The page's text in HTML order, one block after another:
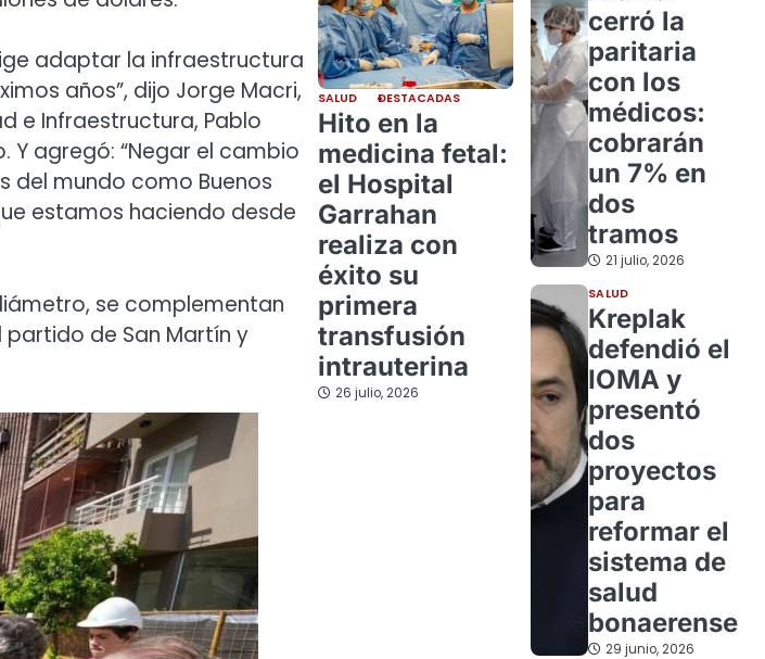
adaptar la infraestructura
años”, dijo Jorge Macri,
e Infraestructura, Pablo
agregó: “Negar el cambio
del mundo como Buenos
estamos haciendo desde
se complementan
de San Martín y
SALUD DESTACADAS
Hito en la
medicina fetal:
el Hospital
Garrahan
realiza con
éxito su
primera
transfusión
intrauterina
26 julio, 2026
cerró la
paritaria
con los
médicos:
cobrarán
un 7% en
dos
tramos
21 julio, 2026
SALUD
Kreplak
defendió el
IOMA y
presentó
dos
proyectos
para
reformar el
sistema de
salud
bonaerense
29 junio, 2026